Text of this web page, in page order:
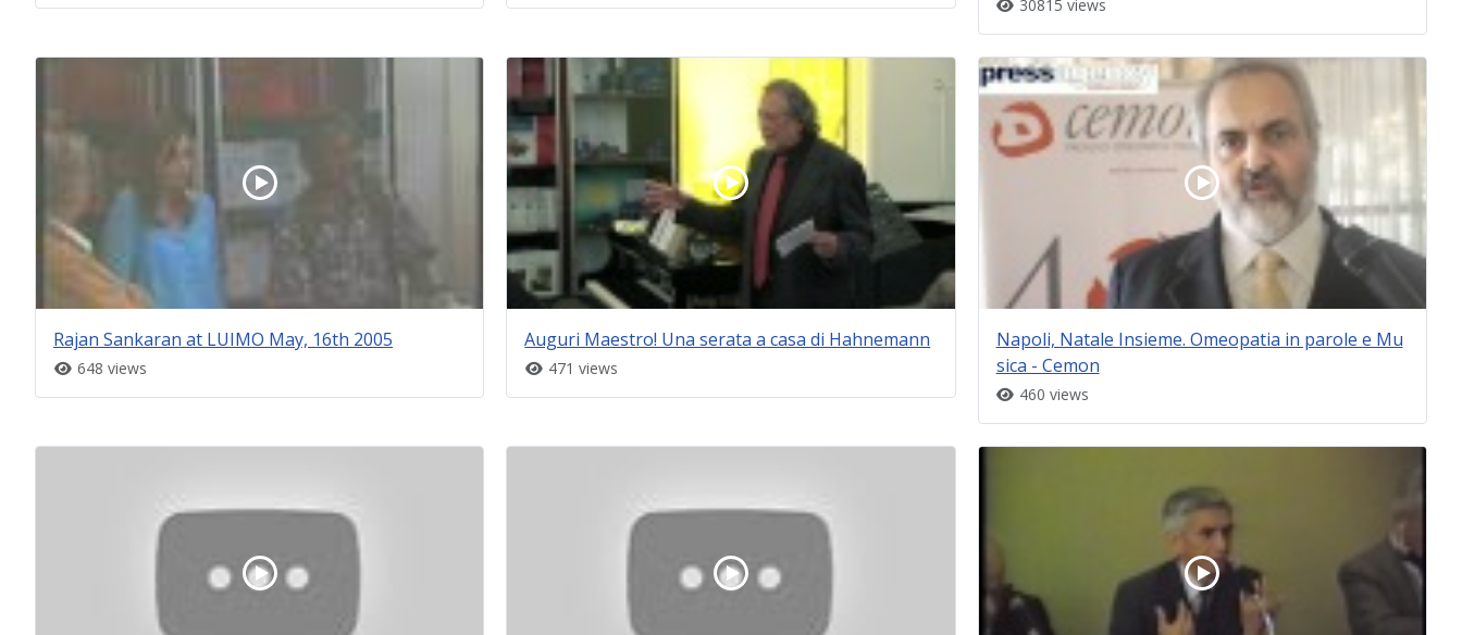
30815 views
Rajan Sankaran at LUIMO May, 16th 2005
648 views
Auguri Maestro! Una serata a casa di Hahnemann
471 views
Napoli, Natale Insieme. Omeopatia in parole e Mu
sica - Cemon
460 views